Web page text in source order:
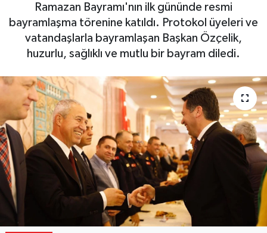
Ramazan Bayramı'nın ilk gününde resmi
bayramlaşma törenine katıldı. Protokol üyeleri ve
vatandaşlarla bayramlaşan Başkan Özçelik,
huzurlu, sağlıklı ve mutlu bir bayram diledi.
Gizlilik İlkeleri - Privacy Policy
Güncel
Politika
Spor
Turizm